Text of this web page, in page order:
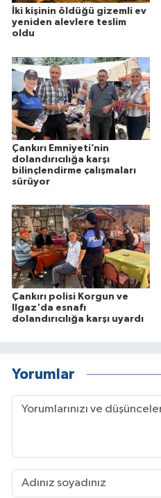
İki kişinin öldüğü gizemli ev
yeniden alevlere teslim
oldu
Çankırı Emniyeti’nin
dolandırıcılığa karşı
bilinçlendirme çalışmaları
sürüyor
Çankırı polisi Korgun ve
Ilgaz'da esnafı
dolandırıcılığa karşı uyardı
Yorumlar